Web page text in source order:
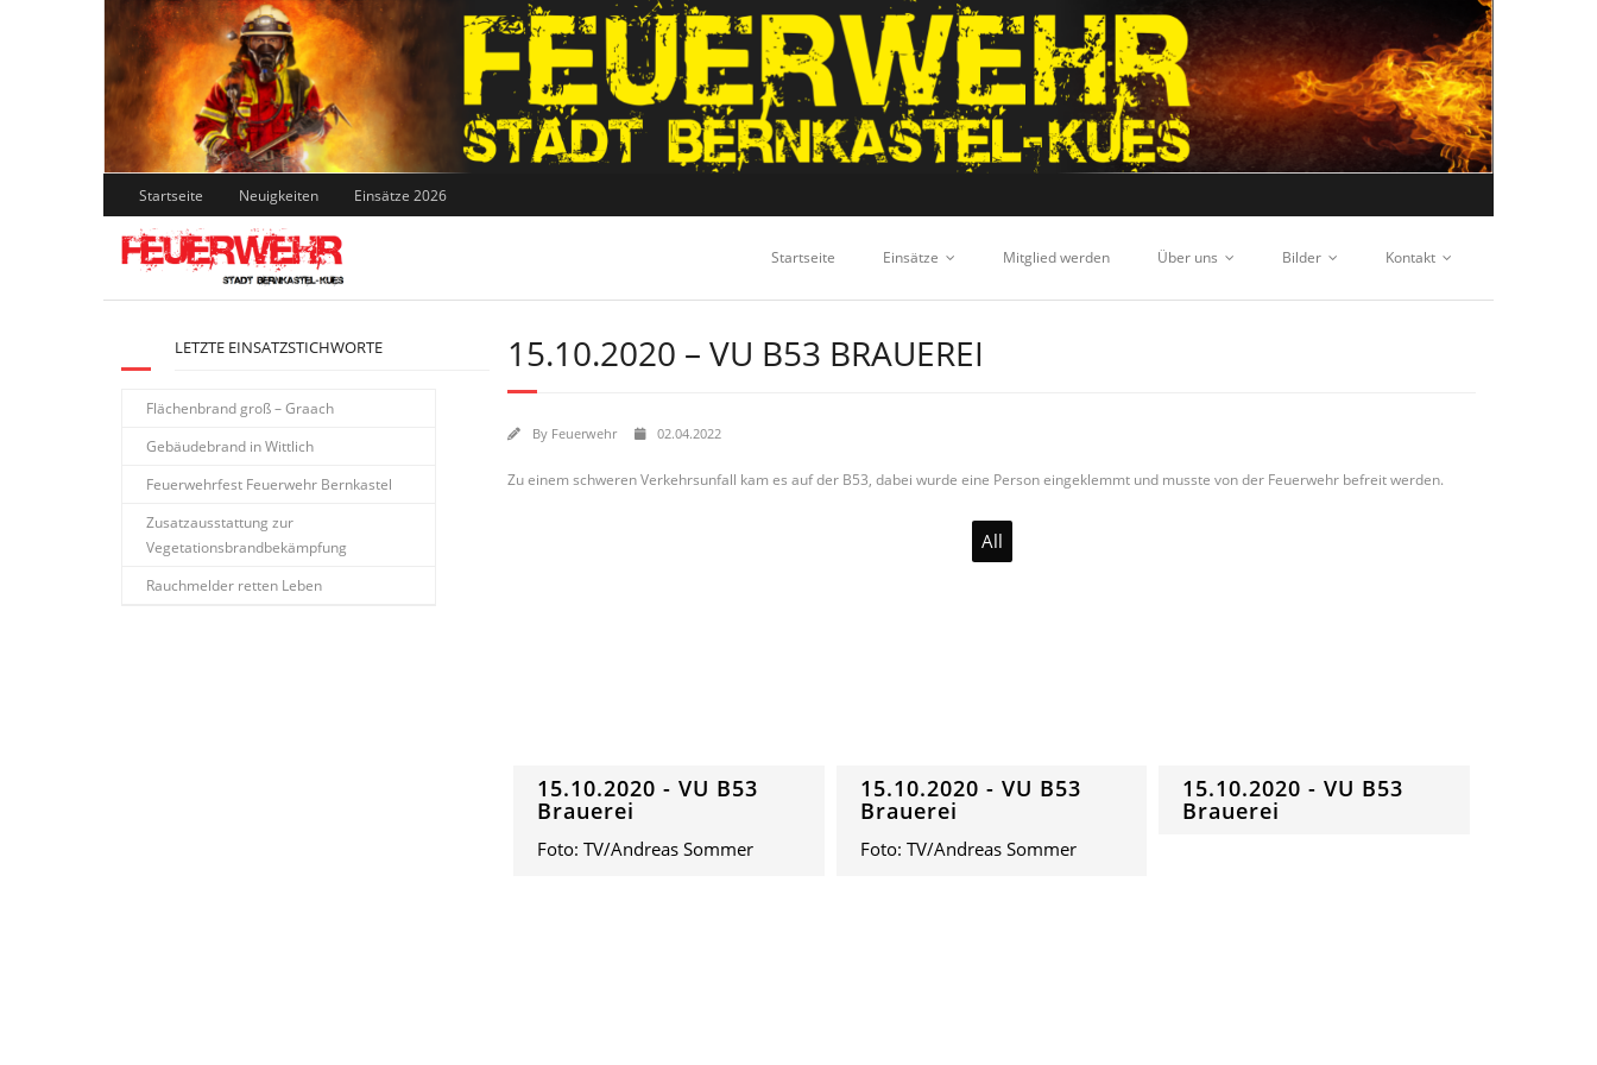
Skip
to
content
Startseite Neuigkeiten Einsätze 2026
Startseite Einsätze Mitglied werden Über uns Bilder Kontakt
15.10.2020 – VU B53 BRAUEREI
By Feuerwehr 02.04.2022
Zu einem schweren Verkehrsunfall kam es auf der B53, dabei wurde eine Person eingeklemmt und musste von der Feuerwehr befreit werden.
All
15.10.2020 - VU B53
Brauerei
Foto: TV/Andreas Sommer
15.10.2020 - VU B53
Brauerei
Foto: TV/Andreas Sommer
15.10.2020 - VU B53
Brauerei
LETZTE EINSATZSTICHWORTE
Flächenbrand groß – Graach
Gebäudebrand in Wittlich
Feuerwehrfest Feuerwehr Bernkastel
Zusatzausstattung zur
Vegetationsbrandbekämpfung
Rauchmelder retten Leben